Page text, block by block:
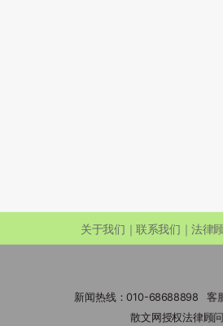
新闻热线：010-68688898 客
散文网授权法律顾
关于我们｜联系我们｜法律